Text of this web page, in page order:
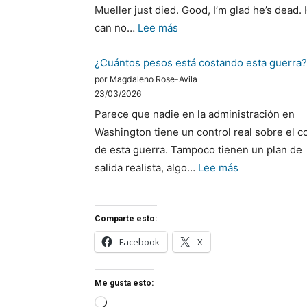
se
reconoció
sí
misma
Mueller just died. Good, I’m glad he’s dead.
can no… Lee más
vendettas
erode
in
presidential
rhetoric
¿Cuántos pesos está costando esta guerra?
por Magdaleno Rose-Avila
23/03/2026
Parece que nadie en la administración en
Washington tiene un control real sobre el
de esta guerra. Tampoco tienen un plan de
salida realista, algo… Lee más
Comparte esto:
Facebook X
Me gusta esto:
Cargando...